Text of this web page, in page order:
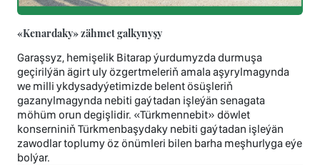
«Kenardaky» zähmet galkynyşy
Garaşsyz, hemişelik Bitarap ýurdumyzda durmuşa
geçirilýän ägirt uly özgertmeleriň amala aşyrylmagynda
we milli ykdysadyýetimizde belent ösüşleriň
gazanylmagynda nebiti gaýtadan işleýän senagata
möhüm orun degişlidir. «Türkmennebit» döwlet
konserniniň Türkmenbaşydaky nebiti gaýtadan işleýän
zawodlar toplumy öz önümleri bilen barha meşhurlyga eýe
bolýar.